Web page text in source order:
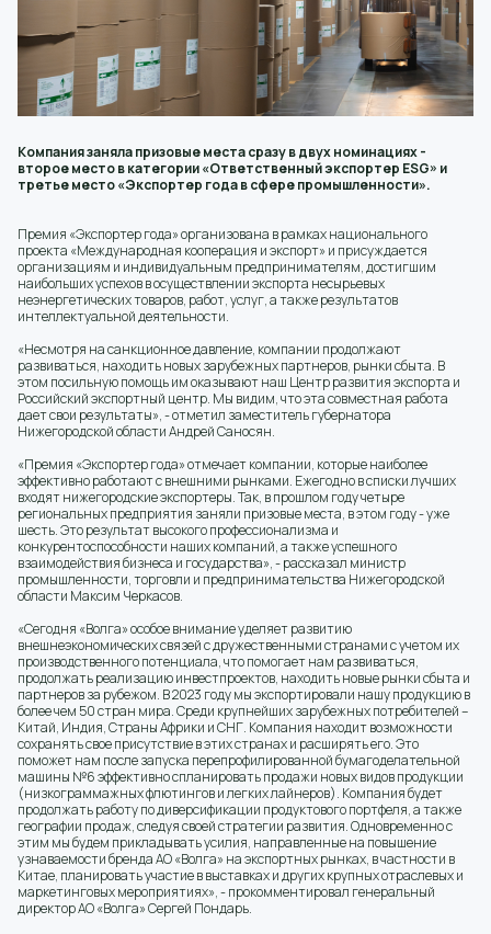
Компания заняла призовые места сразу в двух номинациях -
второе место в категории «Ответственный экспортер ESG» и
третье место «Экспортер года в сфере промышленности».
Премия «Экспортер года» организована в рамках национального
проекта «Международная кооперация и экспорт» и присуждается
организациям и индивидуальным предпринимателям, достигшим
наибольших успехов в осуществлении экспорта несырьевых
неэнергетических товаров, работ, услуг, а также результатов
интеллектуальной деятельности.
«Несмотря на санкционное давление, компании продолжают
развиваться, находить новых зарубежных партнеров, рынки сбыта. В
этом посильную помощь им оказывают наш Центр развития экспорта и
Российский экспортный центр. Мы видим, что эта совместная работа
дает свои результаты», - отметил заместитель губернатора
Нижегородской области Андрей Саносян.
«Премия «Экспортер года» отмечает компании, которые наиболее
эффективно работают с внешними рынками. Ежегодно в списки лучших
входят нижегородские экспортеры. Так, в прошлом году четыре
региональных предприятия заняли призовые места, в этом году - уже
шесть. Это результат высокого профессионализма и
конкурентоспособности наших компаний, а также успешного
взаимодействия бизнеса и государства», - рассказал министр
промышленности, торговли и предпринимательства Нижегородской
области Максим Черкасов.
«Сегодня «Волга» особое внимание уделяет развитию
внешнеэкономических связей с дружественными странами с учетом их
производственного потенциала, что помогает нам развиваться,
продолжать реализацию инвестпроектов, находить новые рынки сбыта и
партнеров за рубежом. В 2023 году мы экспортировали нашу продукцию в
более чем 50 стран мира. Среди крупнейших зарубежных потребителей –
Китай, Индия, Страны Африки и СНГ. Компания находит возможности
сохранять свое присутствие в этих странах и расширять его. Это
поможет нам после запуска перепрофилированной бумагоделательной
машины №6 эффективно спланировать продажи новых видов продукции
(низкограммажных флютингов и легких лайнеров). Компания будет
продолжать работу по диверсификации продуктового портфеля, а также
географии продаж, следуя своей стратегии развития. Одновременно с
этим мы будем прикладывать усилия, направленные на повышение
узнаваемости бренда АО «Волга» на экспортных рынках, в частности в
Китае, планировать участие в выставках и других крупных отраслевых и
маркетинговых мероприятиях», - прокомментировал генеральный
директор АО «Волга» Сергей Пондарь.